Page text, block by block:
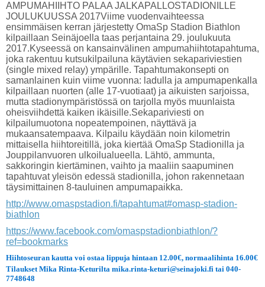
AMPUMAHIIHTO PALAA JALKAPALLOSTADIONILLE
JOULUKUUSSA 2017Viime vuodenvaihteessa
ensimmäisen kerran järjestetty OmaSp Stadion Biathlon
kilpaillaan Seinäjoella taas perjantaina 29. joulukuuta
2017.Kyseessä on kansainvälinen ampumahiihtotapahtuma,
joka rakentuu kutsukilpailuna käytävien sekapariviestien
(single mixed relay) ympärille. Tapahtumakonsepti on
samanlainen kuin viime vuonna: ladulla ja ampumapenkalla
kilpaillaan nuorten (alle 17-vuotiaat) ja aikuisten sarjoissa,
mutta stadionympäristössä on tarjolla myös muunlaista
oheisviihdettä kaiken ikäisille.Sekapariviesti on
kilpailumuotona nopeatempoinen, näyttävä ja
mukaansatempaava. Kilpailu käydään noin kilometrin
mittaisella hiihtoreitillä, joka kiertää OmaSp Stadionilla ja
Jouppilanvuoren ulkoilualueella. Lähtö, ammunta,
sakkoringin kiertäminen, vaihto ja maaliin saapuminen
tapahtuvat yleisön edessä stadionilla, johon rakennetaan
täysimittainen 8-tauluinen ampumapaikka.
http://www.omaspstadion.fi/tapahtumat#omasp-stadion-
biathlon
https://www.facebook.com/omaspstadionbiathlon/?
ref=bookmarks
Hiihtoseuran kautta voi ostaa lippuja hintaan 12.00€, normaalihinta 16.00€
Tilaukset Mika Rinta-Keturilta mika.rinta-keturi@seinajoki.fi tai 040-
7748648